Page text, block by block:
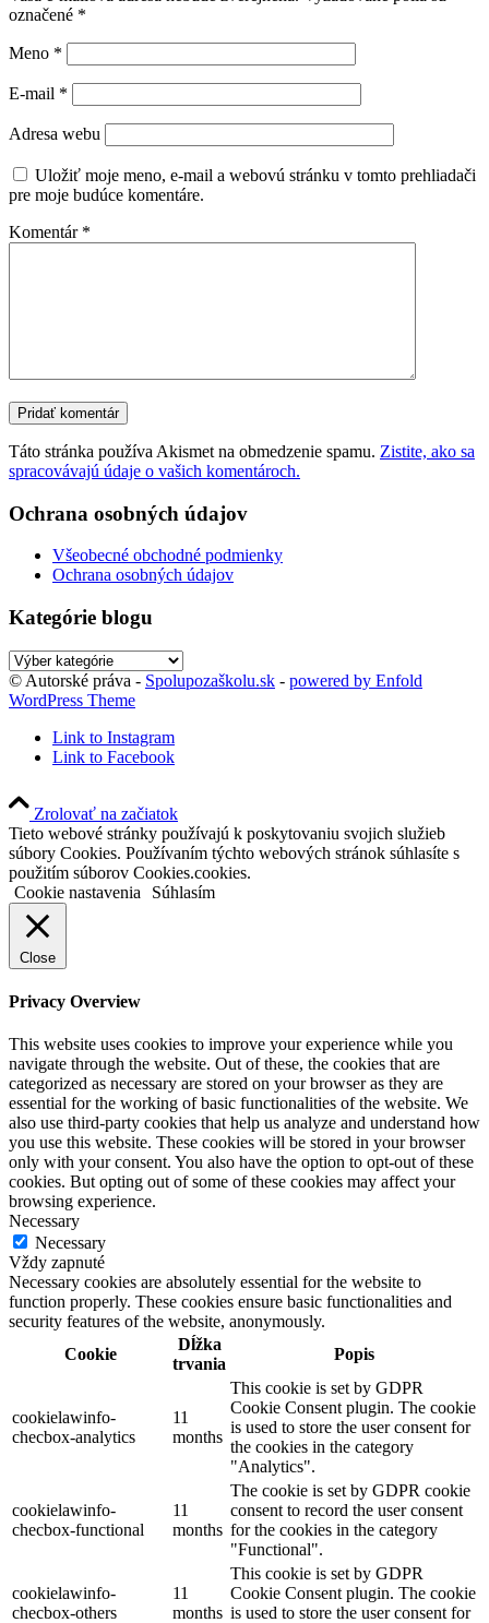
označené *
Meno *
E-mail *
Adresa webu
Uložiť moje meno, e-mail a webovú stránku v tomto prehliadači
pre moje budúce komentáre.
Komentár *
Táto stránka používa Akismet na obmedzenie spamu. Zistite, ako sa
spracovávajú údaje o vašich komentároch.
Ochrana osobných údajov
Všeobecné obchodné podmienky
Ochrana osobných údajov
Kategórie blogu
Kategórie
blogu
© Autorské práva - Spolupozaškolu.sk - powered by Enfold
WordPress Theme
Link to Instagram
Link to Facebook
Zrolovať na začiatok
Tieto webové stránky používajú k poskytovaniu svojich služieb
súbory Cookies. Používaním týchto webových stránok súhlasíte s
použitím súborov Cookies.cookies.
Cookie nastavenia
Súhlasím
Close
Privacy Overview
This website uses cookies to improve your experience while you
navigate through the website. Out of these, the cookies that are
categorized as necessary are stored on your browser as they are
essential for the working of basic functionalities of the website. We
also use third-party cookies that help us analyze and understand how
you use this website. These cookies will be stored in your browser
only with your consent. You also have the option to opt-out of these
cookies. But opting out of some of these cookies may affect your
browsing experience.
Necessary
Necessary
Vždy zapnuté
Necessary cookies are absolutely essential for the website to
function properly. These cookies ensure basic functionalities and
security features of the website, anonymously.
Cookie
Dĺžka
trvania
Popis
cookielawinfo-
checbox-analytics
11
months
This cookie is set by GDPR
Cookie Consent plugin. The cookie
is used to store the user consent for
the cookies in the category
"Analytics".
cookielawinfo-
checbox-functional
11
months
The cookie is set by GDPR cookie
consent to record the user consent
for the cookies in the category
"Functional".
cookielawinfo-
checbox-others
11
months
This cookie is set by GDPR
Cookie Consent plugin. The cookie
is used to store the user consent for